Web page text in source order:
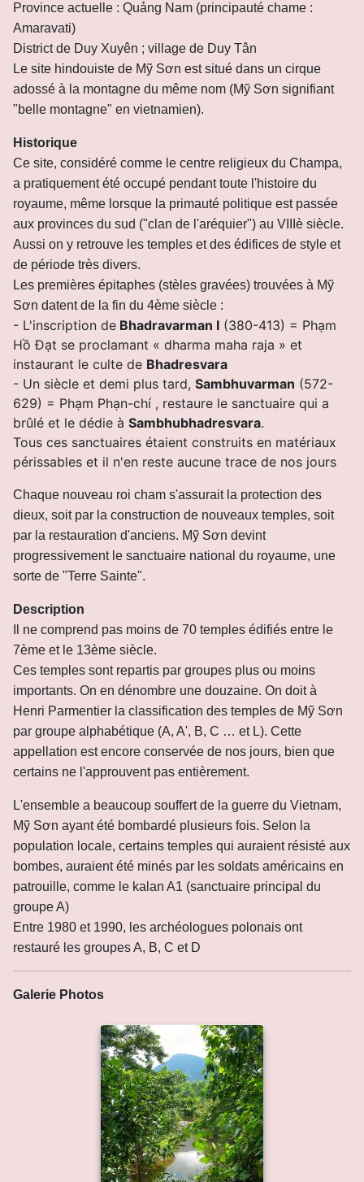
Province actuelle : Quảng Nam (principauté chame :
Amaravati)
District de Duy Xuyên ; village de Duy Tân
Le site hindouiste de Mỹ Sơn est situé dans un cirque
adossé à la montagne du même nom (Mỹ Sơn signifiant
"belle montagne" en vietnamien).
Historique
Ce site, considéré comme le centre religieux du Champa,
a pratiquement été occupé pendant toute l'histoire du
royaume, même lorsque la primauté politique est passée
aux provinces du sud ("clan de l'aréquier") au VIIIè siècle.
Aussi on y retrouve les temples et des édifices de style et
de période très divers.
Les premières épitaphes (stèles gravées) trouvées à Mỹ
Sơn datent de la fin du 4ème siècle :
- L'inscription de Bhadravarman I (380-413) = Phạm
Hồ Đạt se proclamant « dharma maha raja » et
instaurant le culte de Bhadresvara
- Un siècle et demi plus tard, Sambhuvarman (572-
629) = Phạm Phạn-chí , restaure le sanctuaire qui a
brûlé et le dédie à Sambhubhadresvara.
Tous ces sanctuaires étaient construits en matériaux
périssables et il n'en reste aucune trace de nos jours
Chaque nouveau roi cham s'assurait la protection des
dieux, soit par la construction de nouveaux temples, soit
par la restauration d'anciens. Mỹ Sơn devint
progressivement le sanctuaire national du royaume, une
sorte de "Terre Sainte".
Description
Il ne comprend pas moins de 70 temples édifiés entre le
7ème et le 13ème siècle.
Ces temples sont repartis par groupes plus ou moins
importants. On en dénombre une douzaine. On doit à
Henri Parmentier la classification des temples de Mỹ Sơn
par groupe alphabétique (A, A', B, C … et L). Cette
appellation est encore conservée de nos jours, bien que
certains ne l'approuvent pas entièrement.
L'ensemble a beaucoup souffert de la guerre du Vietnam,
Mỹ Sơn ayant été bombardé plusieurs fois. Selon la
population locale, certains temples qui auraient résisté aux
bombes, auraient été minés par les soldats américains en
patrouille, comme le kalan A1 (sanctuaire principal du
groupe A)
Entre 1980 et 1990, les archéologues polonais ont
restauré les groupes A, B, C et D
Galerie Photos